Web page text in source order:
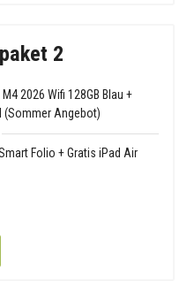
2
2026 Wifi 128GB Blau +
(Sommer Angebot)
Folio + Gratis iPad Air